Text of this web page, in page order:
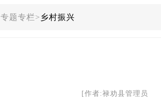
专题专栏> 乡村振兴
[作者:禄劝县管理